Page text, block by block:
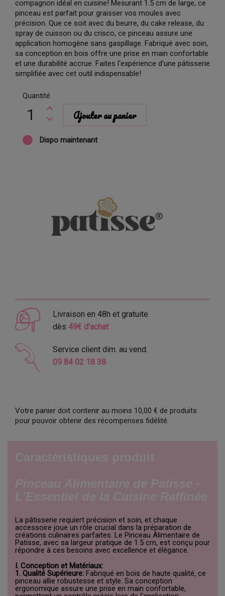
compagnon idéal en cuisine! Mesurant 1.5 cm de large, ce
pinceau est parfait pour graisser vos moules avec
précision. Que ce soit avec du beurre, du cake release, du
spray de cuisson ou du crisco, ce pinceau assure une
application homogène sans gaspillage. Fabriqué avec soin,
sa conception en bois offre une prise en main confortable
et une durabilité accrue. Faites l'expérience d'une pâtisserie
simplifiée avec cet outil indispensable!
Quantité
Ajouter au panier
Dispo maintenant
Livraison en 48h et gratuite
dès 49€ d'achat
Service client dim. au vend.
09 84 02 18 38
Votre panier doit contenir au moins 10,00 € de produits
pour pouvoir obtenir des récompenses fidélité.
La pâtisserie requiert précision et soin, et chaque
accessoire joue un rôle crucial dans la préparation de
créations culinaires parfaites. Le Pinceau Alimentaire de
Patisse, avec sa largeur pratique de 1.5 cm, est conçu pour
répondre à ces besoins avec excellence et élégance.
I. Conception et Matériaux:
1. Qualité Supérieure: Fabriqué en bois de haute qualité, ce
pinceau allie robustesse et style. Sa conception
ergonomique assure une prise en main confortable,